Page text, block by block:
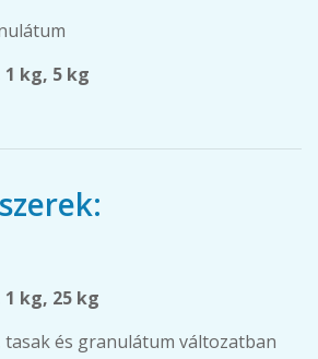
kg, 5 kg
kg, 25 kg
és granulátum változatban